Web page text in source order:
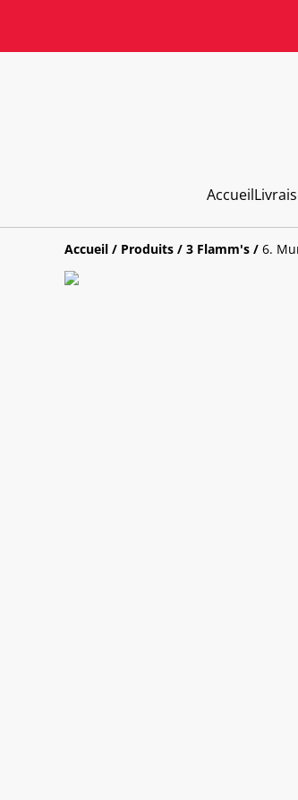
Accueil
Accueil / Produits / 3 Flamm's / 6.